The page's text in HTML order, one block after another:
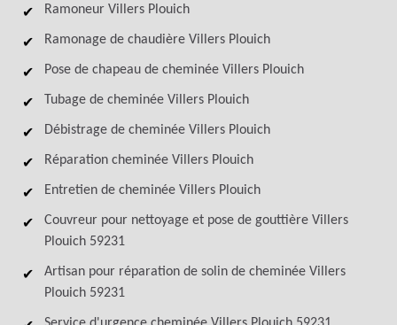
Ramoneur Villers Plouich
Ramonage de chaudière Villers Plouich
Pose de chapeau de cheminée Villers Plouich
Tubage de cheminée Villers Plouich
Débistrage de cheminée Villers Plouich
Réparation cheminée Villers Plouich
Entretien de cheminée Villers Plouich
Couvreur pour nettoyage et pose de gouttière Villers
Plouich 59231
Artisan pour réparation de solin de cheminée Villers
Plouich 59231